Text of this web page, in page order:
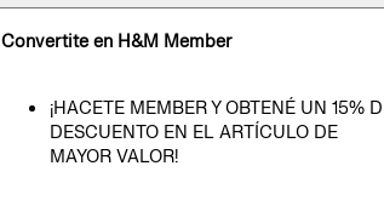
Convertite en H&M Member
¡HACETE MEMBER Y OBTENÉ UN 15%
DESCUENTO EN EL ARTÍCULO DE
MAYOR VALOR!